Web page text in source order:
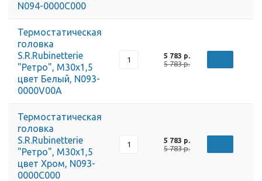
N094-0000C000
Термостатическая
головка
S.R.Rubinetterie
"Ретро", М30х1,5
цвет Белый, N093-
0000V00A
5 783 р.
5 783 р.
Термостатическая
головка
S.R.Rubinetterie
"Ретро", М30х1,5
цвет Хром, N093-
0000C000
5 783 р.
5 783 р.